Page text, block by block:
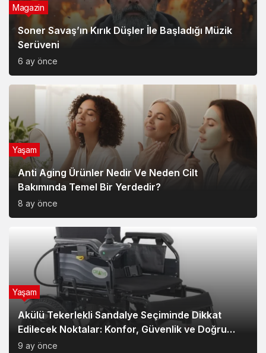
Soner Savaş’ın Kırık Düşler İle Başladığı Müzik
Serüveni
6 ay önce
Magazin
Anti Aging Ürünler Nedir Ve Neden Cilt
Bakımında Temel Bir Yerdedir?
8 ay önce
Yaşam
Akülü Tekerlekli Sandalye Seçiminde Dikkat
Edilecek Noktalar: Konfor, Güvenlik ve Doğru
Model Tercihi
9 ay önce
Yaşam